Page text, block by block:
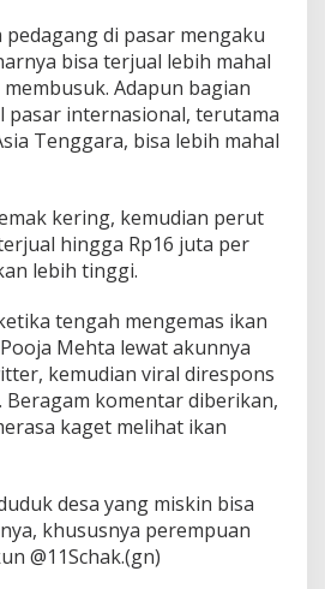
di pasar mengaku
bisa terjual lebih mahal
Adapun bagian
pasar internasional, terutama
Tenggara, bisa lebih mahal
kering, kemudian perut
hingga Rp16 juta per
lebih tinggi.
tengah mengemas ikan
Mehta lewat akunnya
kemudian viral direspons
komentar diberikan,
kaget melihat ikan
desa yang miskin bisa
khususnya perempuan
@11Schak.(gn)